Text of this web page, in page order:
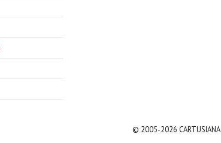
© 2005-2026 CARTUSIANA